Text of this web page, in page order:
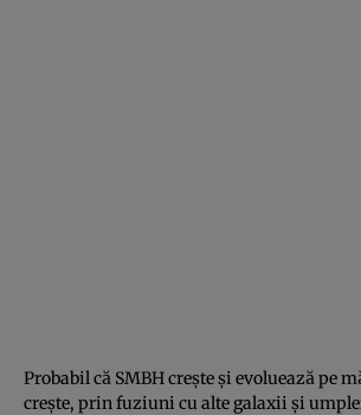
Probabil că SMBH crește și evoluează pe
crește, prin fuziuni cu alte galaxii și